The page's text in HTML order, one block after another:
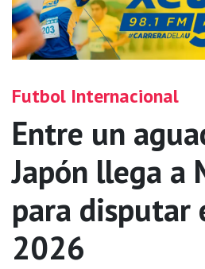
Futbol Internacional
Entre un
Japón llega a
para disputar
2026